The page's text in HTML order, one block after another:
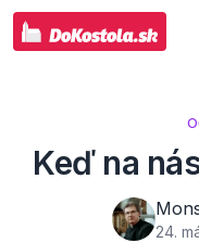
Keď na
24.